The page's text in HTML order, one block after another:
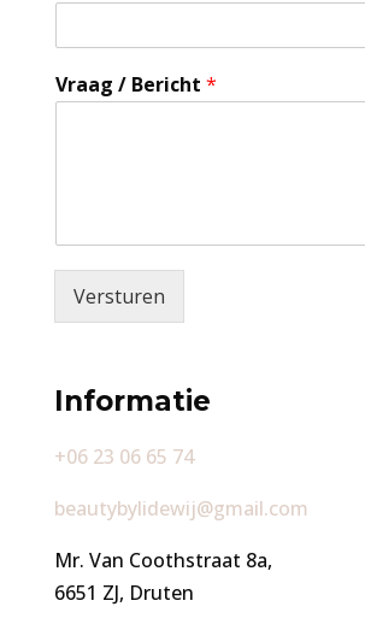
Vraag / Bericht *
Versturen
Informatie
+06 23 06 65 74
beautybylidewij@gmail.com
Mr. Van Coothstraat 8a,
6651 ZJ, Druten